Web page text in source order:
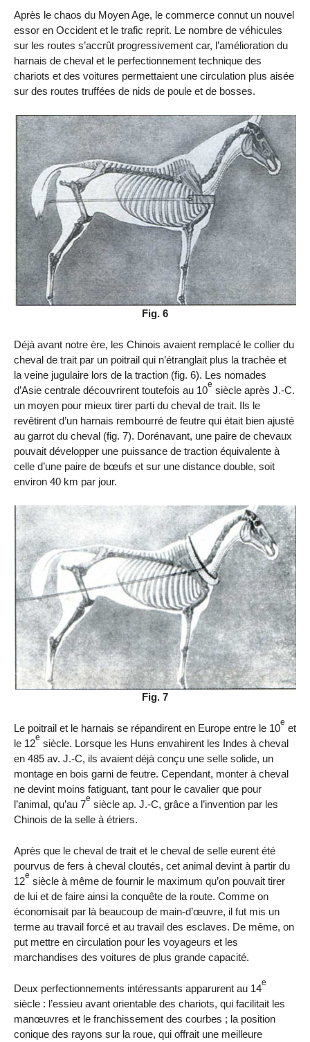
Après le chaos du Moyen Age, le commerce connut un nouvel
essor en Occident et le trafic reprit. Le nombre de véhicules
sur les routes s’accrût progressivement car, l’amélioration du
harnais de cheval et le perfectionnement technique des
chariots et des voitures permettaient une circulation plus aisée
sur des routes truffées de nids de poule et de bosses.
Fig. 6
Déjà avant notre ère, les Chinois avaient remplacé le collier du
cheval de trait par un poitrail qui n’étranglait plus la trachée et
la veine jugulaire lors de la traction (fig. 6). Les nomades
d’Asie centrale découvrirent toutefois au 10e siècle après J.-C.
un moyen pour mieux tirer parti du cheval de trait. Ils le
revêtirent d’un harnais rembourré de feutre qui était bien ajusté
au garrot du cheval (fig. 7). Dorénavant, une paire de chevaux
pouvait développer une puissance de traction équivalente à
celle d’une paire de bœufs et sur une distance double, soit
environ 40 km par jour.
Fig. 7
Le poitrail et le harnais se répandirent en Europe entre le 10e et
le 12e siècle. Lorsque les Huns envahirent les Indes à cheval
en 485 av. J.-C, ils avaient déjà conçu une selle solide, un
montage en bois garni de feutre. Cependant, monter à cheval
ne devint moins fatiguant, tant pour le cavalier que pour
l’animal, qu’au 7e siècle ap. J.-C, grâce a l’invention par les
Chinois de la selle à étriers.
Après que le cheval de trait et le cheval de selle eurent été
pourvus de fers à cheval cloutés, cet animal devint à partir du
12e siècle à même de fournir le maximum qu’on pouvait tirer
de lui et de faire ainsi la conquête de la route. Comme on
économisait par là beaucoup de main-d’œuvre, il fut mis un
terme au travail forcé et au travail des esclaves. De même, on
put mettre en circulation pour les voyageurs et les
marchandises des voitures de plus grande capacité.
Deux perfectionnements intéressants apparurent au 14e
siècle : l’essieu avant orientable des chariots, qui facilitait les
manœuvres et le franchissement des courbes ; la position
conique des rayons sur la roue, qui offrait une meilleure